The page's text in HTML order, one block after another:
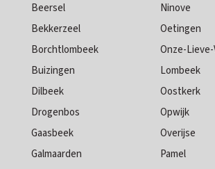
Beersel
Bekkerzeel
Borchtlombeek
Buizingen
Dilbeek
Drogenbos
Gaasbeek
Galmaarden
Ninove
Oetingen
Onze-
Lombeek
Oostkerk
Opwijk
Overijse
Pamel